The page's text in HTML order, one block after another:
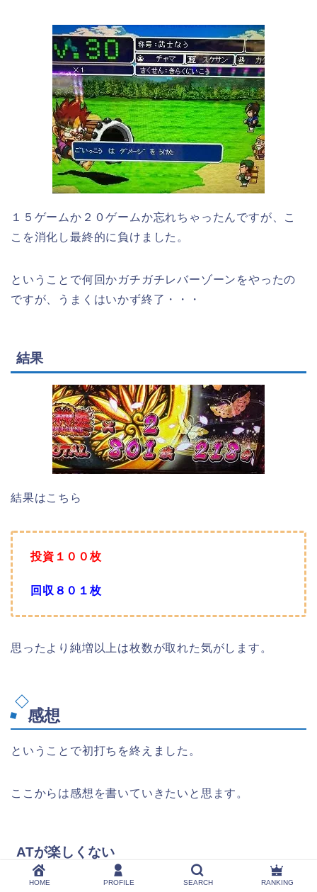
１５ゲームか２０ゲームか忘れちゃったんですが、こ
こを消化し最終的に負けました。
ということで何回かガチガチレバーゾーンをやったの
ですが、うまくはいかず終了・・・
結果
結果はこちら
投資１００枚
回収８０１枚
思ったより純増以上は枚数が取れた気がします。
感想
ということで初打ちを終えました。
ここからは感想を書いていきたいと思ます。
ATが楽しくない
だいたいのAT機は爽快感だったり出玉と上乗せが噛み
HOME PROFILE SEARCH RANKING